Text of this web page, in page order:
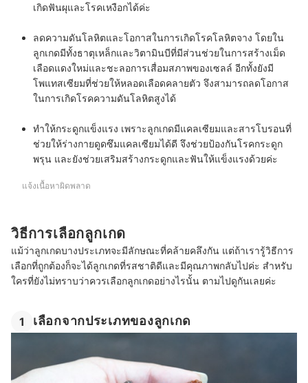
เกิดฟันผุและโรคเหงือกได้ค่ะ
ลดความดันโลหิตและโอกาสในการเกิดโรคโลหิตจาง โดยใน
ลูกเกดมีทั้งธาตุเหล็กและวิตามินบีที่มีส่วนช่วยในการสร้างเม็ด
เลือดแดงใหม่และชะลอการเสื่อมสภาพของเซลล์ อีกทั้งยังมี
โพแทสเซียมที่ช่วยให้หลอดเลือดคลายตัว จึงสามารถลดโอกาส
ในการเกิดโรคความดันโลหิตสูงได้
ทำให้กระดูกแข็งแรง เพราะลูกเกดมีแคลเซียมและสารโบรอนที่
ช่วยให้ร่างกายดูดซึมแคลเซียมได้ดี จึงช่วยป้องกันโรคกระดูก
พรุน และยังช่วยเสริมสร้างกระดูกและฟันให้แข็งแรงด้วยค่ะ
แจ้งเนื้อหาผิดพลาด
วิธีการเลือกลูกเกด
แม้ว่าลูกเกดบางประเภทจะมีลักษณะที่คล้ายคลึงกัน แต่ถ้าเรารู้วิธีการ
เลือกที่ถูกต้องก็จะได้ลูกเกดที่รสชาติดีและมีคุณภาพกลับไปค่ะ สำหรับ
ใครที่ยังไม่ทราบว่าควรเลือกลูกเกดอย่างไรนั้น ตามไปดูกันเลยค่ะ
1 เลือกจากประเภทของลูกเกด